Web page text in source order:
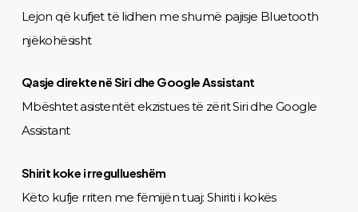
Lejon që kufjet të lidhen me shumë pajisje Bluetooth
njëkohësisht
Qasje direkte në Siri dhe Google Assistant
Mbështet asistentët ekzistues të zërit Siri dhe Google
Assistant
Shirit koke i rregullueshëm
Këto kufje rriten me fëmijën tuaj: Shiriti i kokës